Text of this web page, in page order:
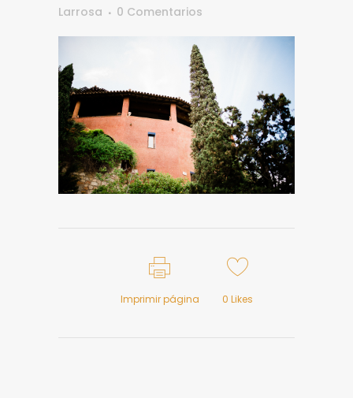
Larrosa
0 Comentarios
Imprimir página 0 Likes